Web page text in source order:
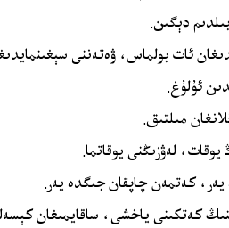
دېگىن.
ئات بولماس، ۋەتەننى
ئۇلۇغ.
مىلتىق.
يوقات، لەۋزىڭنى يوقاتما.
يەر، كەتمەن چاپقان جىگدە يەر.
كەتكىنى ياخشى، ساقايمىغان